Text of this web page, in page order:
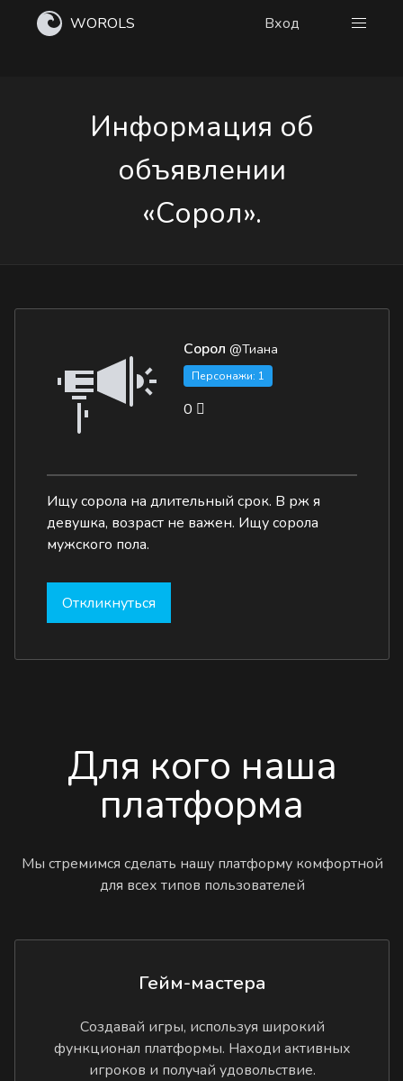
WOROLS Вход
Информация об
объявлении
«Сорол».
Сорол @Тиана
Персонажи: 1
0
Ищу сорола на длительный срок. В рж я
девушка, возраст не важен. Ищу сорола
мужского пола.
Откликнуться
Для кого наша
платформа
Мы стремимся сделать нашу платформу комфортной
для всех типов пользователей
Гейм-мастера
Создавай игры, используя широкий
функционал платформы. Находи активных
игроков и получай удовольствие.